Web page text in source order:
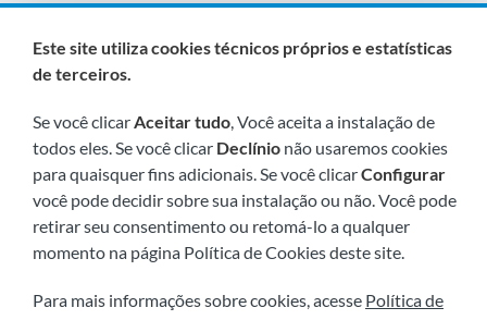
Visite-nos em breve em:
Este site utiliza cookies técnicos próprios e estatísticas
de terceiros.
Se você clicarAceitar tudo, Você aceita a instalação de
todos eles. Se você clicar Declínio não usaremos cookies
para quaisquer fins adicionais. Se você clicarConfigurar
você pode decidir sobre sua instalação ou não. Você pode
retirar seu consentimento ou retomá-lo a qualquer
momento na página Política de Cookies deste site.
Para mais informações sobre cookies, acesse Política de